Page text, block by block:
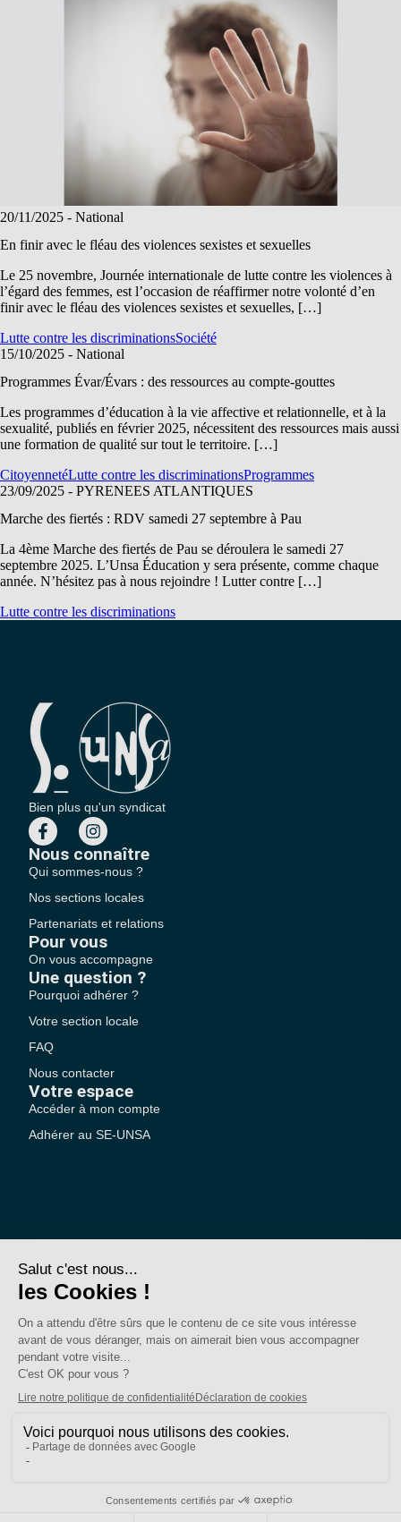
20/11/2025 - National
En finir avec le fléau des violences sexistes et sexuelles
Le 25 novembre, Journée internationale de lutte contre les violences à
l’égard des femmes, est l’occasion de réaffirmer notre volonté d’en
finir avec le fléau des violences sexistes et sexuelles, […]
Lutte contre les discriminationsSociété
15/10/2025 - National
Programmes Évar/Évars : des ressources au compte-gouttes
Les programmes d’éducation à la vie affective et relationnelle, et à la
sexualité, publiés en février 2025, nécessitent des ressources mais aussi
une formation de qualité sur tout le territoire. […]
CitoyennetéLutte contre les discriminationsProgrammes
23/09/2025 - PYRENEES ATLANTIQUES
Marche des fiertés : RDV samedi 27 septembre à Pau
La 4ème Marche des fiertés de Pau se déroulera le samedi 27
septembre 2025. L’Unsa Éducation y sera présente, comme chaque
année. N’hésitez pas à nous rejoindre ! Lutter contre […]
Lutte contre les discriminations
Bien plus qu'un syndicat
Nous connaître
Qui sommes-nous ?
Nos sections locales
Partenariats et relations
Pour vous
On vous accompagne
Une question ?
Pourquoi adhérer ?
Votre section locale
FAQ
Nous contacter
Votre espace
Accéder à mon compte
Adhérer au SE-UNSA
SE-Unsa est un syndicat de l’UNSA
Politique de confidentialité